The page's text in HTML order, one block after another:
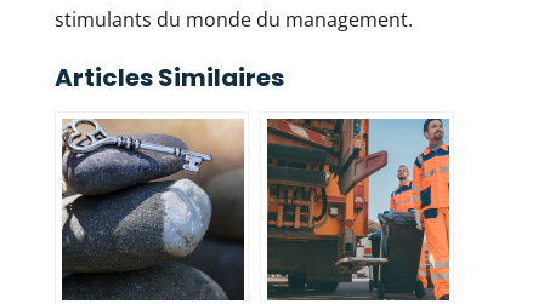
stimulants du monde du management.
Articles Similaires